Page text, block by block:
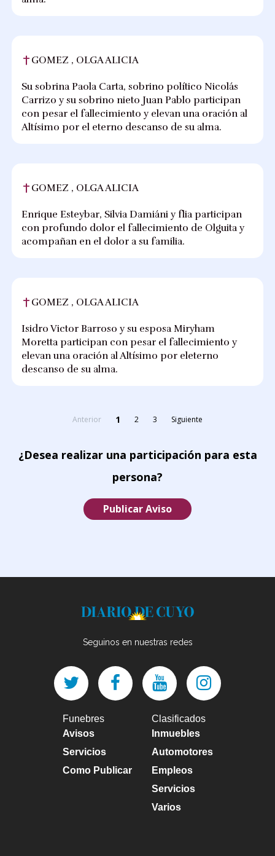
GOMEZ , OLGA ALICIA
Su sobrina Paola Carta, sobrino político Nicolás
Carrizo y su sobrino nieto Juan Pablo participan
con pesar el fallecimiento y elevan una oración al
Altísimo por el eterno descanso de su alma.
GOMEZ , OLGA ALICIA
Enrique Esteybar, Silvia Damiáni y flia participan
con profundo dolor el fallecimiento de Olguita y
acompañan en el dolor a su familia.
GOMEZ , OLGA ALICIA
Isidro Victor Barroso y su esposa Miryham
Moretta participan con pesar el fallecimiento y
elevan una oración al Altísimo por eleterno
descanso de su alma.
Anterior 1 2 3 Siguiente
¿Desea realizar una participación para esta
persona?
Publicar Aviso
Seguinos en nuestras redes
Funebres
Avisos
Servicios
Como Publicar
Clasificados
Inmuebles
Automotores
Empleos
Servicios
Varios